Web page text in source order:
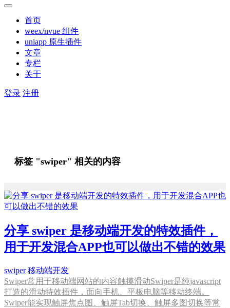
首页
weex/nvue 组件
uniapp 原生插件
文章
专栏
关于
登录 注册
标签 "swiper" 相关的内容
分享 swiper 是移动端开发的特效插件，
用于开发混合APP也可以做出不错的效果
swiper 移动端开发
Swiper常用于移动端网站的内容触摸滑动Swiper是纯javascript
打造的滑动特效插件，面向手机、平板电脑等移动终端。
Swiper能实现触屏焦点图、触屏Tab切换、触屏多图切换等常